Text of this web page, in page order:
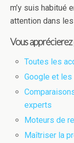
m’y suis habitué
attention dans
Vous
Toutes les
Google et les
experts
Moteurs de
Maîtriser la